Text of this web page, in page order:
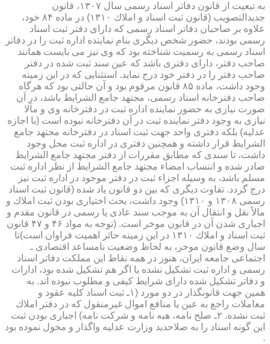
به تبعیت از قانون دفاتر اسناد رسمی سال ۱۳۰۷، قانون
جدیدالتصویب (قانون ثبت اسناد و املاك ۱۳۱۰) در ماده ۸۴ خود،
علاوه بر صاحبان دفاتر اسناد رسمی كه دارای دفتر ثبت اسناد
رسمی بودند، حضور شخص دیگری بنام نماینده اداره ثبت را در دفاتر
اسناد رسمی به رسمیت شناخته بود كه وی نیز می بایست همانند
صاحب دفتر، دارای دفتری باشد كه عین سند ثبت شده در دفتر
صاحب دفتر را در دفتر خود درج نماید. استثنایی كه در این زمینه
وجود داشت، ماده ۸۵ قانون مرقوم بود و آن حالتی بود كه هرگاه
صاحب دفترخانه اسناد رسمی، مجتهد جامع الشرایط باشد، در آن
صورت نیازی به حضور نماینده اداره ثبت در دفترخانه وی و مآلا
نیازی به وجود دفتر نماینده ثبت در آن دفترخانه نبوده است (با اجازه
عدلیه) بلكه دفتری واحد جهت ثبت اسناد در دفترخانه مجتهد جامع
الشرایط قرار داشته و همچنین دفتری در اداره ثبت محل وجود
داشت، تا سندی كه مطابق مقررات از دفتر مجتهد جامع الشرایط
صادر شده و انتساب امضاء مجتهد جامع الشرایط از نظر اداره ثبت
مسلم باشد، به وسیله اجزاء ثبت در دفتر موجود در اداره ثبت نیز
درج گردد. تفاوت دیگری كه بین دو قانون یاد شده (قانون ثبت اسناد
رسمی ۱۳۰۸ و ۱۳۱۰) وجود داشت، بحث اختیاری بودن ثبت املاك و
مالاً نقل و انتقال آن به موجب سند عادی یا رسمی در قانون مقدم و
اجباری شدن آن در قانون موخر است. (توجه به مواد ۴۶ و ۴۷ قانون
ثبت اسناد و املاك ۱۳۱۰ در این زمینه حائز اهمیت فراوان است)تا
سال وضع قانون موخر، به لحاظ وضعیت نامساعد اقتصادی ـ
اجتماعی جامعه ایران، هنوز در همه نقاط این مملكت دفاتر اسناد
رسمی و اداره ثبت تشكیل نشده یا اگر هم تشكیل شده بود، ادارات
و دفاتر تشكیل شده دارای شرایط كیفی و مطلوب نبوده اند. به
همین جهت قانونگذار در دو مورد (۱ـ ثبت اسناد كلیه عقود و
معاملات راجع به عین یا منافع اموال غیرمنقول كه در دفتر املاك
ثبت نشده. ۲ـ صلح نامه، هبه نامه و شركت نامه) اجباری بودن ثبت
این گونه اسناد را به صلاحدید وزارت عدلیه واگذار و محول نموده بود
.